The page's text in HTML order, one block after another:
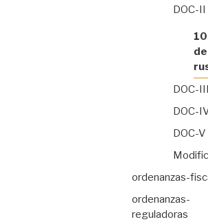
DOC-II
DOC-III
DOC-
DOC-V
ordenanzas-
ordenanzas-
reguladoras